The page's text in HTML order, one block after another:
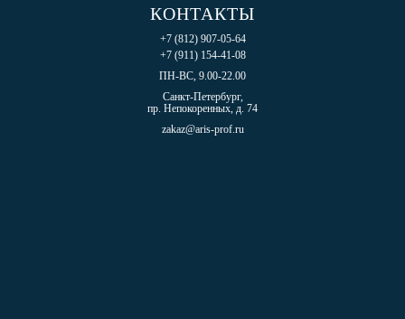
КОНТАКТЫ
+7 (812) 907-05-64
+7 (911) 154-41-08
ПН-ВС, 9.00-22.00
Санкт-Петербург,
пр. Непокоренных, д. 74
zakaz@aris-prof.ru